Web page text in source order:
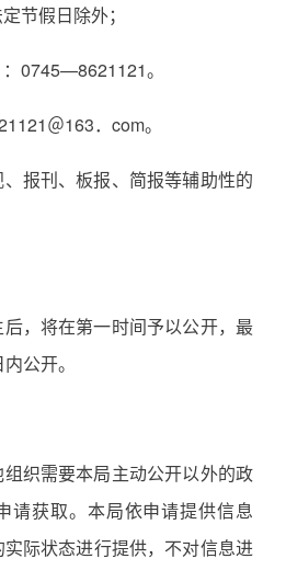
节假日除外；
0745—8621121。
＠163．com。
报刊、板报、简报等辅助性的
，将在第一时间予以公开，最
公开。
织需要本局主动公开以外的政
请获取。本局依申请提供信息
际状态进行提供，不对信息进